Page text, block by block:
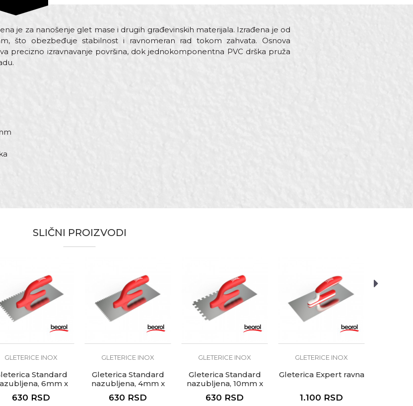
je za nanošenje glet mase i drugih građevinskih materijala. Izrađena je od
što obezbeđuje stabilnost i ravnomeran rad tokom zahvata. Osnova
precizno izravnavanje površina, dok jednokomponentna PVC drška pruža
2 + 3 :
SLIČNI PROIZVODI
GLETERICE INOX
Standard
6mm x
6mm
630 RSD
GLETERICE INOX
Gleterica Standard
nazubljena, 4mm x
4mm
630 RSD
GLETERICE INOX
Gleterica Standard
nazubljena, 10mm x
10mm
630 RSD
GLETERICE INOX
Gleterica Expert ravna
1.100 RSD